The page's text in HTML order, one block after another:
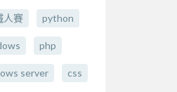
人賽 python
php
server css